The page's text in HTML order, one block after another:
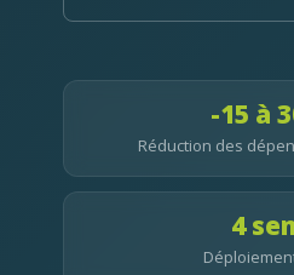
-15 à
Réduction des
4